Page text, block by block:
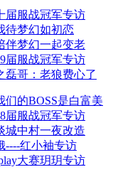
届服战冠军专访
待梦幻如初恋
伴梦幻一起变老
届服战冠军专访
磊哥：老狼费心了
的BOSS是白富美
届服战冠军专访
城中村一夜改造
----红小袖专访
大赛玥玥专访